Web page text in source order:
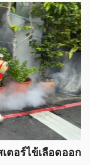
ตอร์ไข้เลือดออก